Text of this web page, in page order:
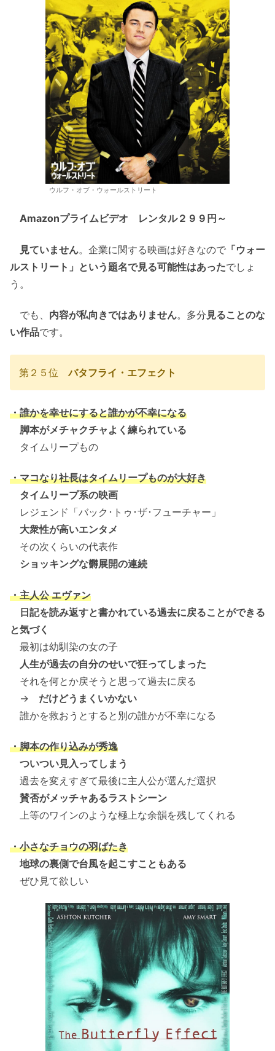
ウルフ・オブ・ウォールストリート
Amazonプライムビデオ レンタル２９９円～
見ていません。企業に関する映画は好きなので 「ウォー
ルストリート」という題名で見る可能性はあったでしょ
う。
でも、 内容が私向きではありません。多分 見ることのな
い作品です。
第２５位バタフライ・エフェクト
・誰かを幸せにすると誰かが不幸になる
脚本がメチャクチャよく練られている
タイムリープもの
・マコなり社長はタイムリープものが大好き
タイムリープ系の映画
レジェンド「バック･トゥ･ザ･フューチャー」
大衆性が高いエンタメ
その次くらいの代表作
ショッキングな欝展開の連続
・主人公 エヴァン
日記を読み返すと書かれている過去に戻ることができる
と気づく
最初は幼馴染の女の子
人生が過去の自分のせいで狂ってしまった
それを何とか戻そうと思って過去に戻る
→ だけどうまくいかない
誰かを救おうとすると別の誰かが不幸になる
・脚本の作り込みが秀逸
ついつい見入ってしまう
過去を変えすぎて最後に主人公が選んだ選択
賛否がメッチャあるラストシーン
上等のワインのような極上な余韻を残してくれる
・小さなチョウの羽ばたき
地球の裏側で台風を起こすこともある
ぜひ見て欲しい